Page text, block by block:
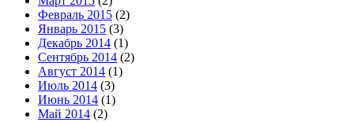
Февраль 2015 (2)
Январь 2015 (3)
Декабрь 2014 (1)
Сентябрь 2014 (2)
Август 2014 (1)
Июль 2014 (3)
Июнь 2014 (1)
Май 2014 (2)